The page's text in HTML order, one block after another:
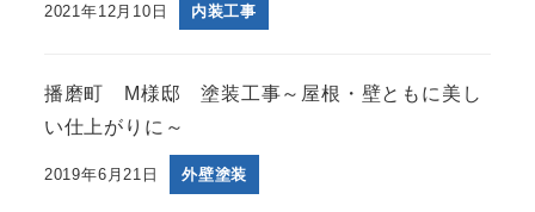
2021年12月10日 内装工事
播磨町 M様邸 塗装工事～屋根・壁ともに美し
い仕上がりに～
2019年6月21日 外壁塗装